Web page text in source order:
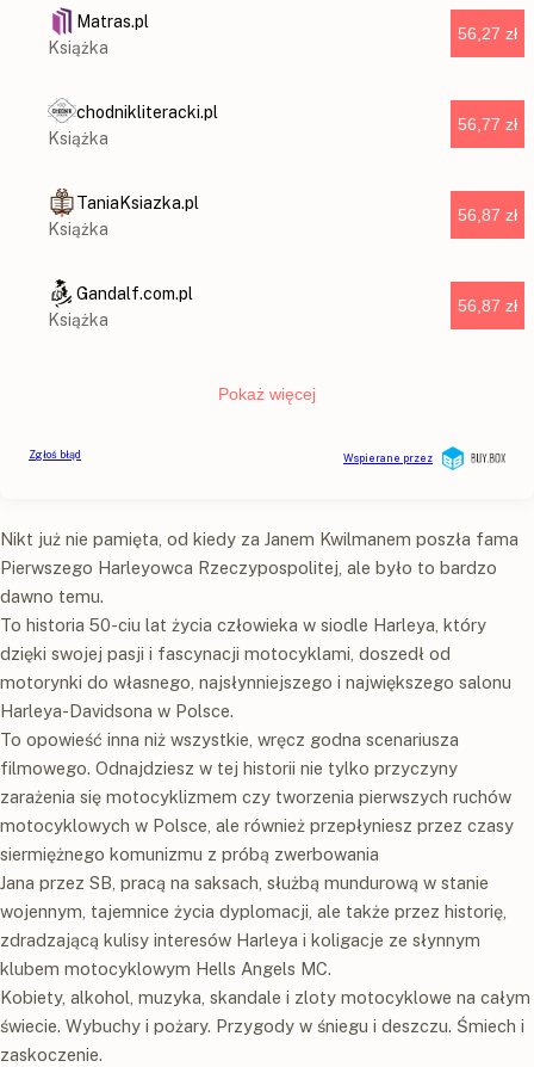
Nikt już nie pamięta, od kiedy za Janem Kwilmanem poszła fama
Pierwszego Harleyowca Rzeczypospolitej, ale było to bardzo
dawno temu.
To historia 50-ciu lat życia człowieka w siodle Harleya, który
dzięki swojej pasji i fascynacji motocyklami, doszedł od
motorynki do własnego, najsłynniejszego i największego salonu
Harleya-Davidsona w Polsce.
To opowieść inna niż wszystkie, wręcz godna scenariusza
filmowego. Odnajdziesz w tej historii nie tylko przyczyny
zarażenia się motocyklizmem czy tworzenia pierwszych ruchów
motocyklowych w Polsce, ale również przepłyniesz przez czasy
siermiężnego komunizmu z próbą zwerbowania
Jana przez SB, pracą na saksach, służbą mundurową w stanie
wojennym, tajemnice życia dyplomacji, ale także przez historię,
zdradzającą kulisy interesów Harleya i koligacje ze słynnym
klubem motocyklowym Hells Angels MC.
Kobiety, alkohol, muzyka, skandale i zloty motocyklowe na całym
świecie. Wybuchy i pożary. Przygody w śniegu i deszczu. Śmiech i
zaskoczenie.